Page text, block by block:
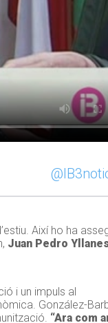
Així ho ha
Juan Pedro
i un impuls al
González-
“Ara com